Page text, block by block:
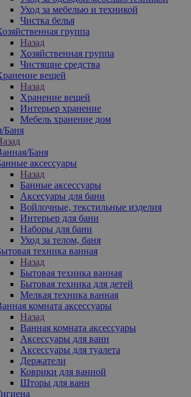
Уход за мебелью и техникой
Чистка белья
группа
Назад
Хозяйственная группа
Чистящие средства
вещей
Назад
Хранение вещей
Интерьер хранение
Мебель хранение дом
Баня
Баня
аксессуары
Назад
Банные аксессуары
Аксесуары для бани
Войлочные, текстильные изделия
Интерьер для бани
Наборы для бани
Уход за телом, баня
техника ванная
Назад
Бытовая техника ванная
Бытовая техника для детей
Мелкая техника ванная
комната аксессуары
Назад
Ванная комната аксессуары
Аксессуары для ванн
Аксессуары для туалета
Держатели
Коврики для ванной
Шторы для ванн